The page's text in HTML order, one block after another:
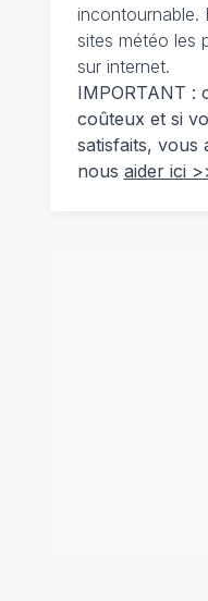
incontournable.
sites météo les
sur internet.
IMPORTANT :
coûteux et si
satisfaits, vous
nous aider ici